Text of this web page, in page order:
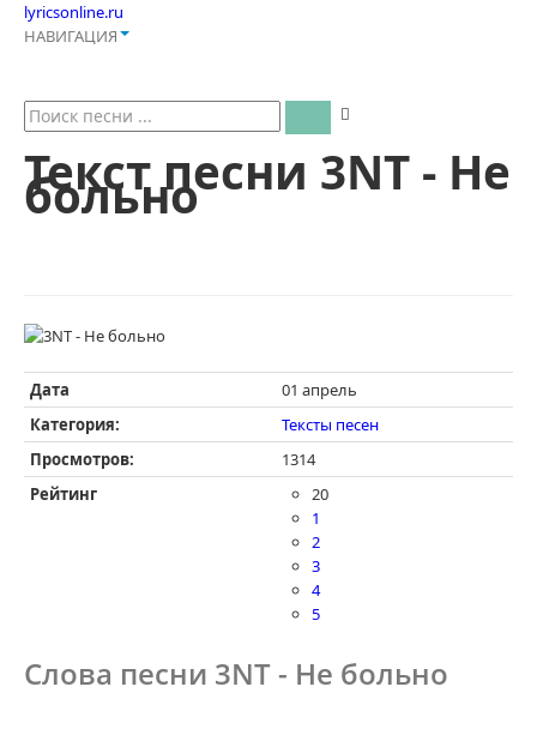
lyricsonline.ru
НАВИГАЦИЯ
Текст песни 3NT - Не
больно
Дата
01 апрель
Категория:
Тексты песен
Просмотров:
1314
Рейтинг
20
1
2
3
4
5
Слова песни 3NT - Не больно